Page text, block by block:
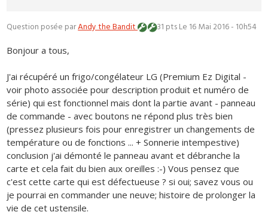
Question posée parAndy the Bandit 31 ptsLe 16 Mai 2016 - 10h54
Bonjour a tous,
J'ai récupéré un frigo/congélateur LG (Premium Ez Digital -
voir photo associée pour description produit et numéro de
série) qui est fonctionnel mais dont la partie avant - panneau
de commande - avec boutons ne répond plus très bien
(pressez plusieurs fois pour enregistrer un changements de
température ou de fonctions ... + Sonnerie intempestive)
conclusion j'ai démonté le panneau avant et débranche la
carte et cela fait du bien aux oreilles :-) Vous pensez que
c'est cette carte qui est défectueuse ? si oui; savez vous ou
je pourrai en commander une neuve; histoire de prolonger la
vie de cet ustensile.